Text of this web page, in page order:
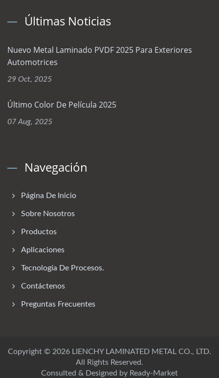
Últimas Noticias
Nuevo Metal Laminado PVDF 2025 Para Exteriores
Automotrices
29 Oct, 2025
Último Color De Película 2025
07 Aug, 2025
Navegación
Página De Inicio
Sobre Nosotros
Productos
Aplicaciones
Tecnología De Procesos.
Contáctenos
Preguntas Frecuentes
Copyright © 2026 LIENCHY LAMINATED METAL CO., LTD.
All Rights Reserved.
Consulted & Designed by Ready-Market